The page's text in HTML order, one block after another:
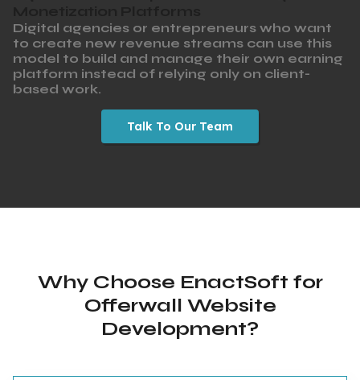
Digital agencies or entrepreneurs who want
to create new revenue streams can use this
model to build and manage their own earning
platform instead of relying only on client-
based work.
Talk To Our Team
Why Choose EnactSoft for
Offerwall Website
Development?